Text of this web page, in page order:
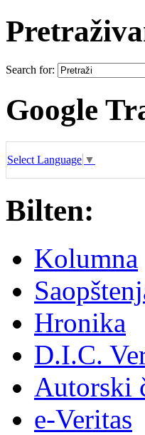
Search for:
Google
Select Language ▼
Bilten:
Kolumna
Hronika
D.I.C.
Autorski
e-Veritas